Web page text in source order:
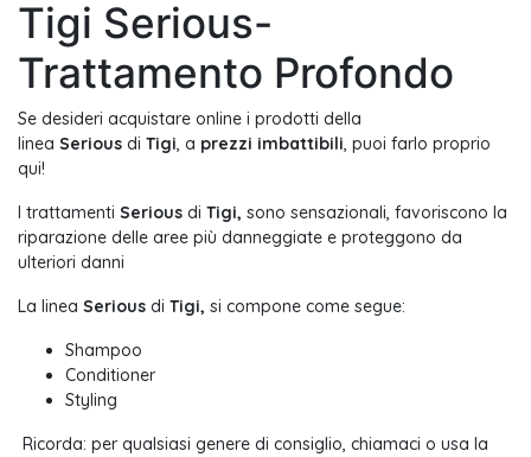
Tigi Serious-
Trattamento Profondo
Se desideri acquistare online i prodotti della
linea Serious di Tigi, a prezzi imbattibili, puoi farlo proprio
qui!
I trattamenti Serious di Tigi, sono sensazionali, favoriscono la
riparazione delle aree più danneggiate e proteggono da
ulteriori danni
La linea Serious di Tigi, si compone come segue:
Shampoo
Conditioner
Styling
Ricorda: per qualsiasi genere di consiglio, chiamaci o usa la